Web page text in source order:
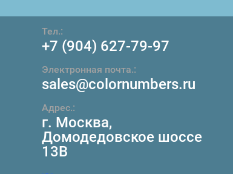
Тел.:
+7 (904) 627-79-97
Электронная почта.:
sales@colornumbers.ru
Адрес.:
г. Москва,
Домодедовское шоссе
13В